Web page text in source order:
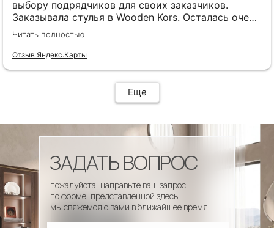
выбору подрядчиков для своих заказчиков.
Заказывала стулья в Wooden Kors. Осталась очень
довольна качеством, скоростью исполнения,
доставкой! А особенно
клиентоориентированностью менеджеров. Все
удобством гостей! Особенно приятно было то, что
по запросу выслали образцы тканей обивки и я
сочетающееся с основным текстилем ресторана.
Читать полностью
Отзыв Яндекс.Карты
Еще
пожалуйста, направьте ваш запрос
по форме, представленной здесь.
мы свяжемся с вами в ближайшее время
ЗАДАТЬ ВОПРОС